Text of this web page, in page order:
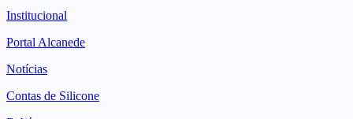
Institucional
Portal Alcanede
Notícias
Contas de Silicone